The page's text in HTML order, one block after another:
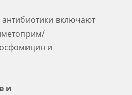
включают
и
и